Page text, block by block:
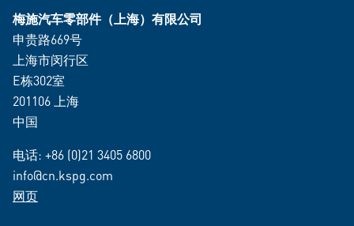
梅施汽车零部件（上海）有限公司
申贵路669号
上海市闵行区
E栋302室
201106 上海
中国
电话: +86 (0)21 3405 6800
info@cn.kspg.com
网页